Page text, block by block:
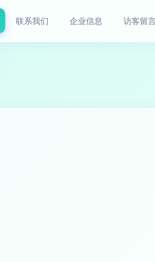
联系我们 企业信息 访客留